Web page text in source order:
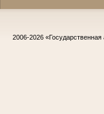
2006-2026